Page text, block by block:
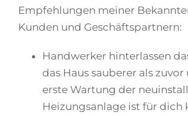
Empfehlungen meiner
Kunden und Geschäftspartnern:
Handwerker hinterlassen
das Haus sauberer als
erste Wartung der
Heizungsanlage ist für dich